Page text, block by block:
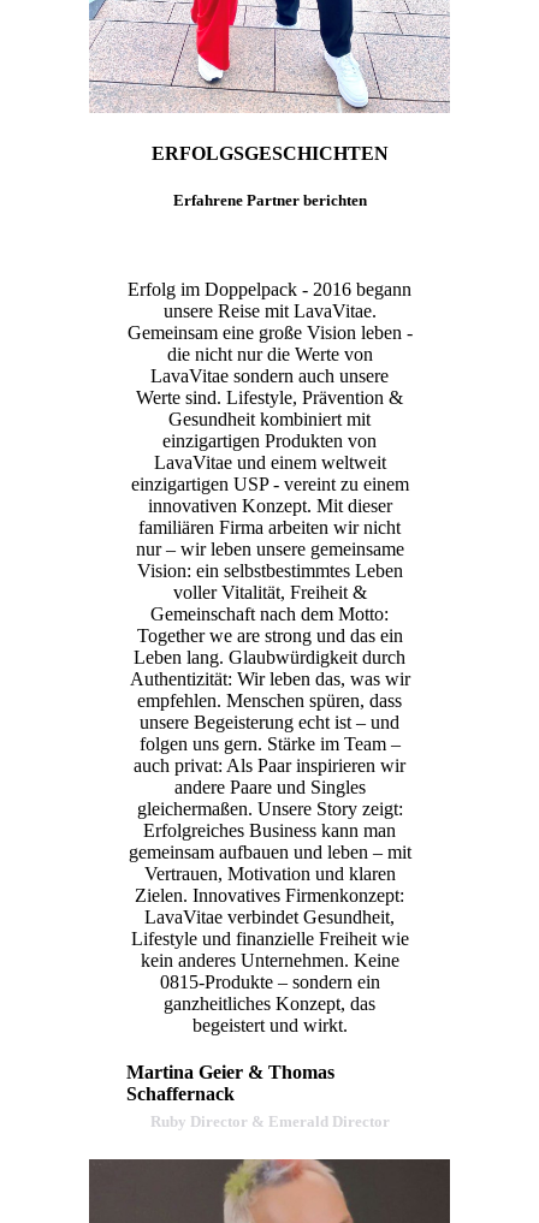
ERFOLGSGESCHICHTEN
Erfahrene Partner berichten
Erfolg im Doppelpack - 2016 begann
unsere Reise mit LavaVitae.
Gemeinsam eine große Vision leben -
die nicht nur die Werte von
LavaVitae sondern auch unsere
Werte sind. Lifestyle, Prävention &
Gesundheit kombiniert mit
einzigartigen Produkten von
LavaVitae und einem weltweit
einzigartigen USP - vereint zu einem
innovativen Konzept. Mit dieser
familiären Firma arbeiten wir nicht
nur – wir leben unsere gemeinsame
Vision: ein selbstbestimmtes Leben
voller Vitalität, Freiheit &
Gemeinschaft nach dem Motto:
Together we are strong und das ein
Leben lang. Glaubwürdigkeit durch
Authentizität: Wir leben das, was wir
empfehlen. Menschen spüren, dass
unsere Begeisterung echt ist – und
folgen uns gern. Stärke im Team –
auch privat: Als Paar inspirieren wir
andere Paare und Singles
gleichermaßen. Unsere Story zeigt:
Erfolgreiches Business kann man
gemeinsam aufbauen und leben – mit
Vertrauen, Motivation und klaren
Zielen. Innovatives Firmenkonzept:
LavaVitae verbindet Gesundheit,
Lifestyle und finanzielle Freiheit wie
kein anderes Unternehmen. Keine
0815-Produkte – sondern ein
ganzheitliches Konzept, das
begeistert und wirkt.
Martina Geier & Thomas
Schaffernack
Ruby Director & Emerald Director